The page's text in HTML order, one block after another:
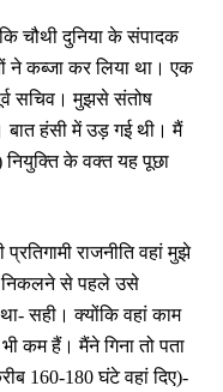
चौथी दुनिया के संपादक
ने कब्‍जा कर लिया था। एक
सचिव। मुझसे संतोष
बात हंसी में उड़ गई थी। मैं
नियुक्ति के वक्‍त यह पूछा
राजनीति वहां मुझे
निकलने से पहले उसे
सही। क्‍योंकि वहां काम
कम हैं। मैंने गिना तो पता
160-180 घंटे वहां दिए)-